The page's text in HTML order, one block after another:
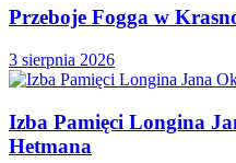
Przeboje Fogga w
3 sierpnia 2026
Izba Pamięci Longina
Hetmana